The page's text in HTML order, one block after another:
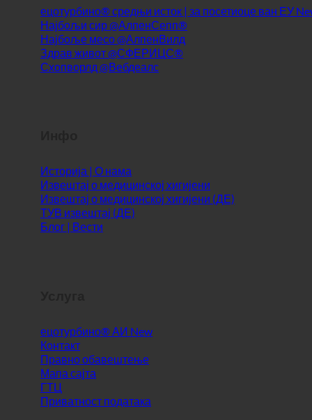
ецотурбино® средњи исток | за посетиоце ван ЕУ
Најбољи сир @АлпенСепп®
Најбоље месо @АлпенВилд
Здрав живот @СФЕРИЦС®
Схопворлд @Вебдеалс
Историја | О нама
Извештај о медицинској хигијени
Извештај о медицинској хигијени (ДЕ)
ТУВ извештај (ДЕ)
Блог | Вести
ецотурбино® АИ
Контакт
Правно обавештење
Мапа сајта
ГТЦ
Приватност података